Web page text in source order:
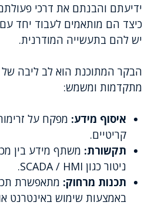
ידיעתם והבנתם את דרכי
כיצד הם מותאמים לעבוד יחד עם
יש להם בתעשייה המודרנית.
הבקר המתוכנת הוא לב ליבה
מתקדמות ומשמש:
איסוף מידע: מפקח על
קריטיים.
תקשורת: משתף מידע בין
ניטור כגון SCADA / HMI.
תכנות מרחוק: מתאפשרת
באמצעות שימוש באינטרנט